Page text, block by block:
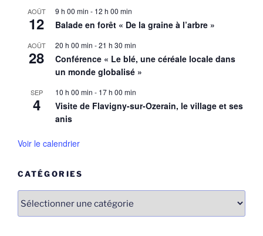
AOÛT
12
9 h 00 min - 12 h 00 min
Balade en forêt « De la graine à l’arbre »
AOÛT
28
20 h 00 min -21 h 30 min
Conférence « Le blé, une céréale locale dans
un monde globalisé »
SEP
4
10 h 00 min - 17 h 00 min
Visite de Flavigny-sur-Ozerain, le village et ses
anis
Voir le calendrier
CATÉGORIES